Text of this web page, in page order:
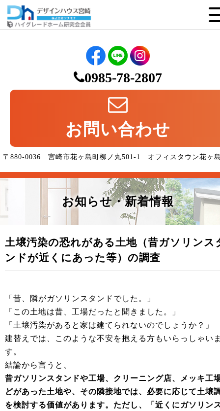
0985-78-2807
お問い合わせ
〒880-0036 宮崎市花ヶ島町柳ノ丸501-1 オフィスタウン花ヶ
お知らせ・新着情報
土壌汚染の恐れがある土地（昔ガソリンス
ンドが近くにあった等）の調査
「昔、隣がガソリンスタンドでした。」
「この土地は昔、工場だったと聞きました。」
「土壌汚染があると家は建てられないのでしょうか？」
建替えでは、このような不安を抱える方もいらっしゃい
す。
結論から言うと、
昔ガソリンスタンドや工場、クリーニング店、メッキ工
どがあった土地や、その隣接地では、必要に応じて土壌
を検討する価値があります。ただし、「近くにガソリン